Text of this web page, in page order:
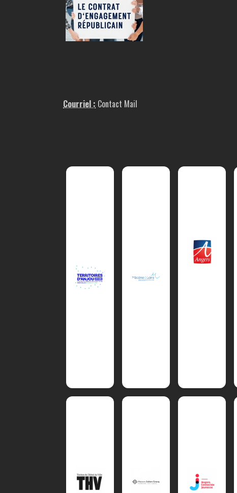
Courriel : Contact Mail